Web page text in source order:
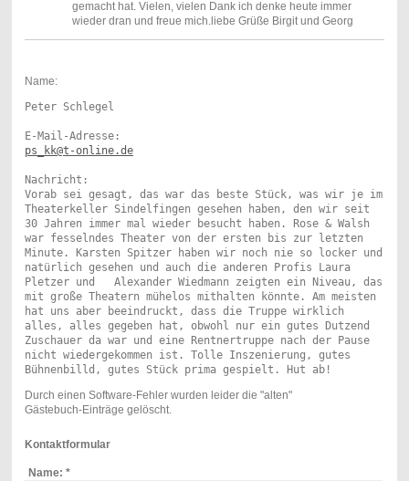
gemacht hat. Vielen, vielen Dank ich denke heute immer
wieder dran und freue mich.liebe Grüße Birgit und Georg
Name:
Peter Schlegel
ps_kk@t-online.de
Nachricht:
Vorab sei gesagt, das war das beste Stück, was wir je im
Theaterkeller Sindelfingen gesehen haben, den wir seit
30 Jahren immer mal wieder besucht haben. Rose & Walsh
war fesselndes Theater von der ersten bis zur letzten
Minute. Karsten Spitzer haben wir noch nie so locker und
natürlich gesehen und auch die anderen Profis Laura
Pletzer und   Alexander Wiedmann zeigten ein Niveau, das
mit große Theatern mühelos mithalten könnte. Am meisten
hat uns aber beeindruckt, dass die Truppe wirklich
alles, alles gegeben hat, obwohl nur ein gutes Dutzend
Zuschauer da war und eine Rentnertruppe nach der Pause
nicht wiedergekommen ist. Tolle Inszenierung, gutes
Durch einen Software-Fehler wurden leider die "alten"
Gästebuch-Einträge gelöscht.
Kontaktformular
Name: *